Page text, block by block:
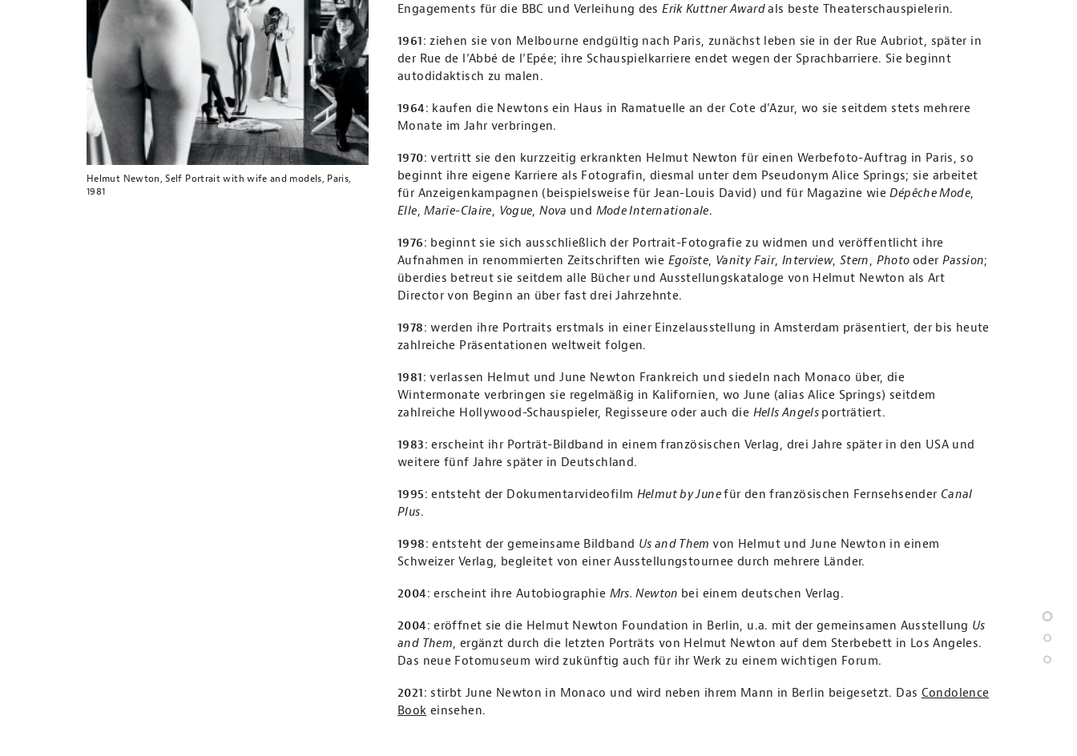
Helmut Newton, Self Portrait with wife and models, Paris,
1981
Engagements für die BBC und Verleihung desErik Kuttner Awardals beste Theaterschauspielerin.
1961: ziehen sie von Melbourne endgültig nach Paris, zunächst leben sie in der Rue Aubriot, später in
der Rue de l’Abbé de l’Epée; ihre Schauspielkarriere endet wegen der Sprachbarriere. Sie beginnt
autodidaktisch zu malen.
1964: kaufen die Newtons ein Haus in Ramatuelle an der Cote d’Azur, wo sie seitdem stets mehrere
Monate im Jahr verbringen.
1970: vertritt sie den kurzzeitig erkrankten Helmut Newton für einen Werbefoto-Auftrag in Paris, so
beginnt ihre eigene Karriere als Fotografin, diesmal unter dem Pseudonym Alice Springs; sie arbeitet
für Anzeigenkampagnen (beispielsweise für Jean-Louis David) und für Magazine wieDépêche Mode,
Elle,Marie-Claire, Vogue,Nova und Mode Internationale.
1976: beginnt sie sich ausschließlich der Portrait-Fotografie zu widmen und veröffentlicht ihre
Aufnahmen in renommierten Zeitschriften wie Egoïste, Vanity Fair, Interview, Stern, Photo oder Passion;
überdies betreut sie seitdem alle Bücher und Ausstellungskataloge von Helmut Newton als Art
Director von Beginn an über fast drei Jahrzehnte.
1978: werden ihre Portraits erstmals in einer Einzelausstellung in Amsterdam präsentiert, der bis heute
zahlreiche Präsentationen weltweit folgen.
1981: verlassen Helmut und June Newton Frankreich und siedeln nach Monaco über, die
Wintermonate verbringen sie regelmäßig in Kalifornien, wo June (alias Alice Springs) seitdem
zahlreiche Hollywood-Schauspieler, Regisseure oder auch die Hells Angels porträtiert.
1983: erscheint ihr Porträt-Bildband in einem französischen Verlag, drei Jahre später in den USA und
weitere fünf Jahre später in Deutschland.
1995: entsteht der Dokumentarvideofilm Helmut by Junefür den französischen Fernsehsender Canal
Plus.
1998: entsteht der gemeinsame Bildband Us and Themvon Helmut und June Newton in einem
Schweizer Verlag, begleitet von einer Ausstellungstournee durch mehrere Länder.
2004: erscheint ihre Autobiographie Mrs. Newton bei einem deutschen Verlag.
2004: eröffnet sie die Helmut Newton Foundation in Berlin, u.a. mit der gemeinsamen Ausstellung Us
and Them, ergänzt durch die letzten Porträts von Helmut Newton auf dem Sterbebett in Los Angeles.
Das neue Fotomuseum wird zukünftig auch für ihr Werk zu einem wichtigen Forum.
2021: stirbt June Newton in Monaco und wird neben ihrem Mann in Berlin beigesetzt. Das Condolence
Book einsehen.